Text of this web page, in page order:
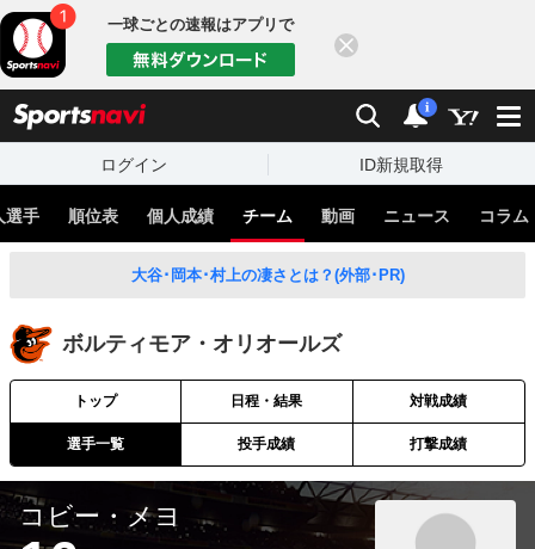
一球ごとの速報はアプリで
検索 通知
i
ログイン ID新規取得
選手 順位表 個人成績 チーム 動画 ニュース コラム
大谷･岡本･村上の凄さとは？(外部･PR)
ボルティモア・オリオールズ
トップ 日程・結果 対戦成績
選手一覧 投手成績 打撃成績
コビー・メヨ